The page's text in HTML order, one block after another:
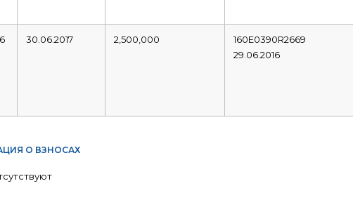
30.06.2017 2,500,000
160E0390R2669
29.06.2016
О ВЗНОСАХ